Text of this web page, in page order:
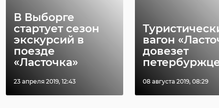
В Выборге
стартует сезон
экскурсий в
поезде
«Ласточка»
23 апреля 2019, 12:43
вагон
довезет
08 августа 2019, 08:29